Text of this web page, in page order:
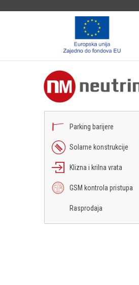
Parking barijere
Solarne konstrukcije
Klizna i krilna vrata
GSM kontrola pristupa
Rasprodaja